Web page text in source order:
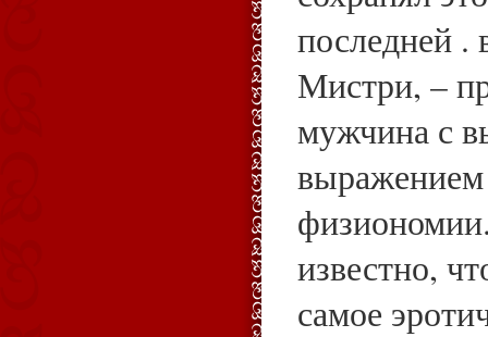
последней .
Мистри, –
мужчина с
известно,
самое